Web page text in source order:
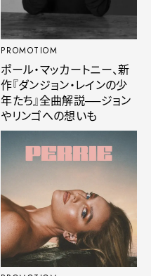
PROMOTIOM
ポール・マッカートニー、新
作『ダンジョン・レインの少
年たち』全曲解説──ジョン
やリンゴへの想いも